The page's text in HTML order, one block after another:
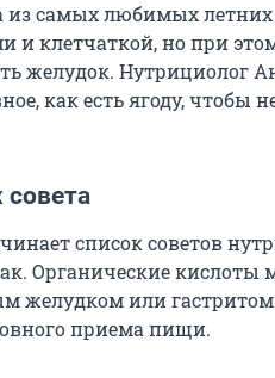
из самых любимых летних
и клетчаткой, но при
желудок. Нутрициолог
как есть ягоду, чтобы
список советов
Органические кислоты
желудком или
приема пищи.